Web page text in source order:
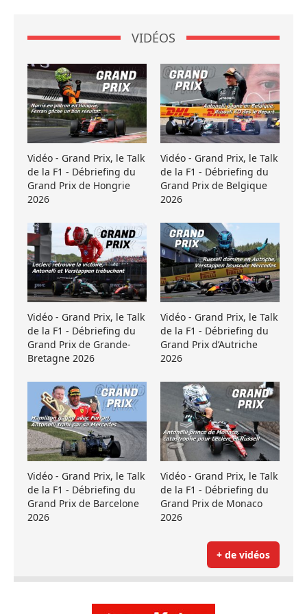
VIDÉOS
Vidéo - Grand Prix, le Talk
de la F1 - Débriefing du
Grand Prix de Hongrie
2026
Vidéo - Grand Prix, le Talk
de la F1 - Débriefing du
Grand Prix de Belgique
2026
Vidéo - Grand Prix, le Talk
de la F1 - Débriefing du
Grand Prix de Grande-
Bretagne 2026
Vidéo - Grand Prix, le Talk
de la F1 - Débriefing du
Grand Prix d’Autriche
2026
Vidéo - Grand Prix, le Talk
de la F1 - Débriefing du
Grand Prix de Barcelone
2026
Vidéo - Grand Prix, le Talk
de la F1 - Débriefing du
Grand Prix de Monaco
2026
+ de vidéos